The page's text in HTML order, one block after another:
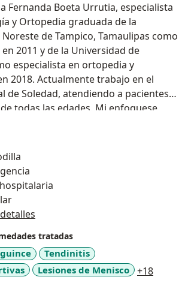
Fernanda Boeta Urrutia, especialista
y Ortopedia graduada de la
de Tampico, Tamaulipas como
2011 y de la Universidad de
especialista en ortopedia y
2018. Actualmente trabajo en el
de Soledad, atendiendo a pacientes
todas las edades. Mi enfoquese
esguinces, tendinitis y artrosis
caracterizo por brindar un
empatía hacia mis pacientes,
sus problemas y aclarando
Mi consultorio está ubicado en una
habilitado y preparado para
tratadas
Tendinitis
Lesiones de Menisco +18